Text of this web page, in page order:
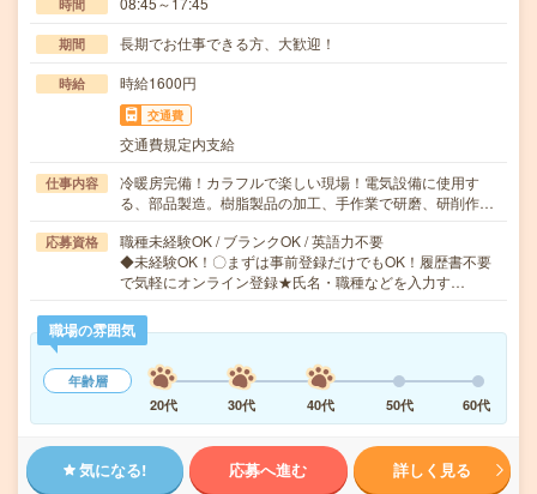
時間
期間 長期でお仕事できる方、大歓迎！
時給 時給1600円
交通費
交通費規定内支給
仕事内容
冷暖房完備！カラフルで楽しい現場！電気設備に使用す
る、部品製造。樹脂製品の加工、手作業で研磨、研削作…
応募資格
職種未経験OK / ブランクOK / 英語力不要
◆未経験OK！〇まずは事前登録だけでもOK！履歴書不要
で気軽にオンライン登録★氏名・職種などを入力す…
職場の雰囲気
年齢層
20代
30代 40代 50代 60代
気になる! 応募へ進む 詳しく見る